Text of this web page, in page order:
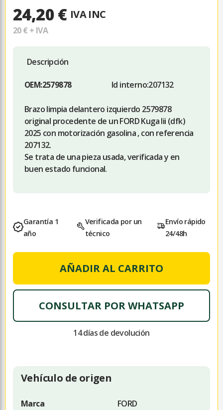
24,20 € IVA INC
20 € + IVA
Descripción
OEM:2579878 Id interno:207132
Brazo limpia delantero izquierdo 2579878
original procedente de un FORD Kuga Iii (dfk)
2025 con motorización gasolina , con referencia
207132.
Se trata de una pieza usada, verificada y en
buen estado funcional.
Garantía 1
año
Verificada por un
técnico
Envío rápido
24/48h
AÑADIR AL CARRITO
CONSULTAR POR WHATSAPP
14 días de devolución
Vehículo de origen
Marca
FORD